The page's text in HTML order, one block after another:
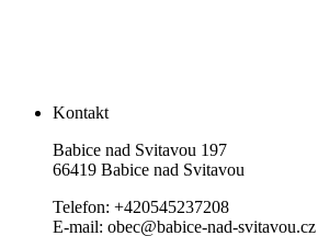
Kontakt
Babice nad Svitavou 197
66419 Babice nad Svitavou
Telefon: +420545237208
E-mail: obec@babice-nad-svitavou.cz